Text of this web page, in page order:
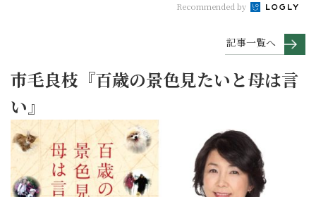
Recommended by
記事一覧へ
市毛良枝『百歳の景色見たいと母は言
い』